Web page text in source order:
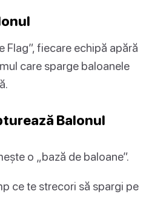
Flag”, fiecare echipă apără
care sparge baloanele
Balonul
o „bază de baloane”.
ce te strecori să spargi pe